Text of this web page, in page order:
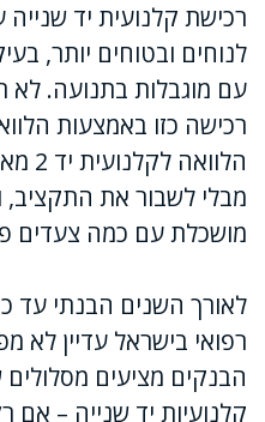
רכישת קלנועית יד
לנוחים ובטוחים יותר,
עם מוגבלות בתנועה. לא
רכישה כזו באמצעות
מבלי לשבור את התקציב,
מושכלת עם כמה צעדים
לאורך השנים הבנתי עד
רפואי בישראל עדיין לא
הבנקים מציעים
קלנועיות יד שנייה – אם